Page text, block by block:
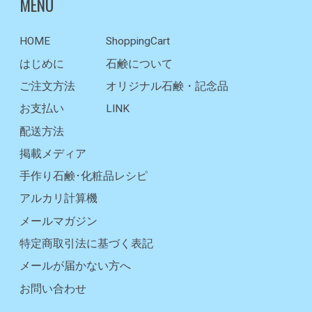
HOME
はじめに
ご注文方法
お支払い
ShoppingCart
石鹸について
オリジナル石鹸・記念品
LINK
配送方法
掲載メディア
手作り石鹸･化粧品レシピ
アルカリ計算機
メールマガジン
特定商取引法に基づく表記
メールが届かない方へ
お問い合わせ